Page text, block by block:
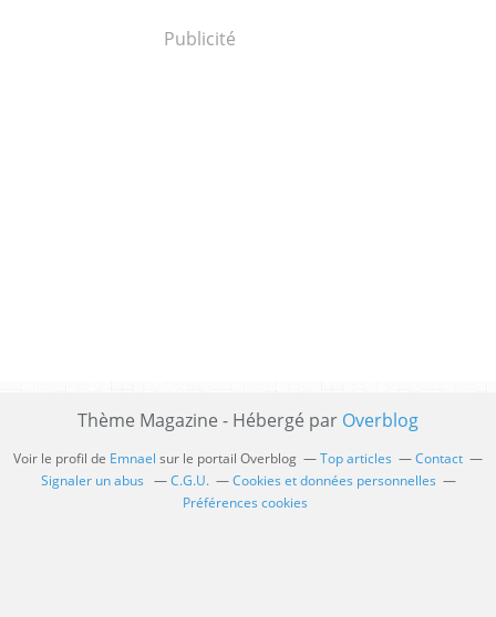
Publicité
Thème Magazine - Hébergé par Overblog
Voir le profil de Emnael sur le portail Overblog Top articles
Contact
Signaler un abus
C.G.U.
Cookies et données personnelles
Préférences cookies